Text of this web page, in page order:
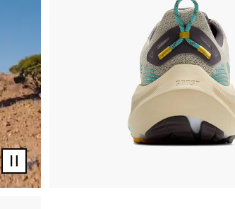
Video
pausieren